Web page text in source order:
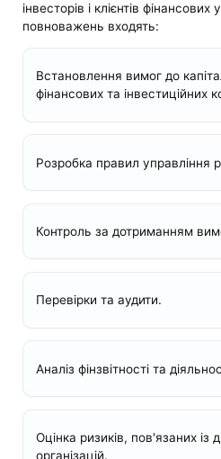
інвесторів і клієнтів фінансових
повноважень входять:
Встановлення вимог до
фінансових та інвестиційних
Розробка правил управління
Контроль за дотриманням
Перевірки та аудити.
Аналіз фінзвітності та
Оцінка ризиків, пов'язаних із
організацій.